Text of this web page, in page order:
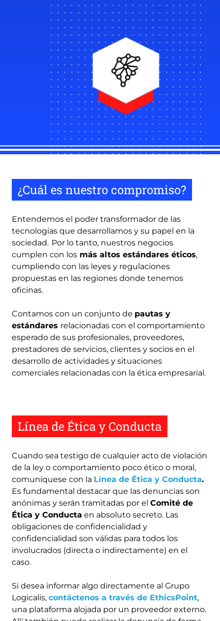
¿Cuál es nuestro compromiso?
Entendemos el poder transformador de las
tecnologías que desarrollamos y su papel en la
sociedad. Por lo tanto, nuestros negocios
cumplen con los más altos estándares éticos,
cumpliendo con las leyes y regulaciones
propuestas en las regiones donde tenemos
oficinas.
Contamos con un conjunto de pautas y
estándares relacionadas con el comportamiento
esperado de sus profesionales, proveedores,
prestadores de servicios, clientes y socios en el
desarrollo de actividades y situaciones
comerciales relacionadas con la ética empresarial.
Línea de Ética y Conducta
Cuando sea testigo de cualquier acto de violación
de la ley o comportamiento poco ético o moral,
comuníquese con la Línea de Ética y Conducta.
Es fundamental destacar que las denuncias son
anónimas y serán tramitadas por el Comité de
Ética y Conducta en absoluto secreto. Las
obligaciones de confidencialidad y
confidencialidad son válidas para todos los
involucrados (directa o indirectamente) en el
caso.
Si desea informar algo directamente al Grupo
Logicalis, contáctenos a través de EthicsPoint,
una plataforma alojada por un proveedor externo.